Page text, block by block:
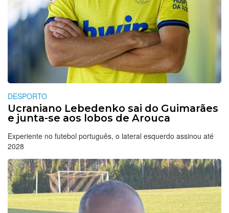
DESPORTO
Ucraniano Lebedenko sai do Guimarães
e junta-se aos lobos de Arouca
Experiente no futebol português, o lateral esquerdo assinou até
2028